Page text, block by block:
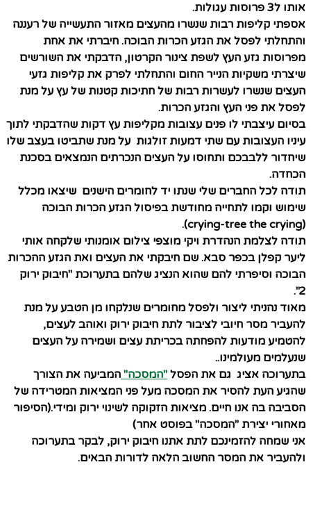
אותו ל3 פרוסות עגולות.
אספתי קליפות רבות שנשרו מהעצים מאזור התעשייה של רעננה
והתחלתי לפסל את הגזע הכרות הבוכה. חיברתי את אחת
מפרוסות גזע העץ לשפת צינור הקרטון, הדבקתי את השורשים
שיצרתי משקיות הנייר החום והתחלתי לפרק את קליפות גזעי
העצים שנשרו לעשרות רבות של חתיכות קטנות של עץ על מנת
לפסל את פני העץ והגזע הכרות.
בסיום עיצבתי לו פנים עצובות מקליפות עץ דקות שהדבקתי לתוך
עיניו העצובות עם שתי דמעות זולגות על מנת שתביטו בעצב שלו
שיחדור ללבבכם ותחוסו על העצים הנכרתים הנמצאים בסכנת
הכחדה.
תודה לכל החברים שלי שנתו יד לחומרים הישנים שיצאו מכלל
שימוש וקמו לתחייה מחודשת בפיסול הגזע הכרות הבוכה
(crying-tree the crying).
תודה לצלמת הנהדרת ויקי מוצפי צילום אומנותי שלקחה אותי
ליער קפלן בכפר סבא. שם חיבקתי את העצים ואת הגזע ההכרות
הבוכה וסיפרתי להם שהוא הנציג שלהם בתערוכת "חיבוק ירוק
2".
מאוד נהניתי ליצור ולפסל מחומרים שנלקחו מן הטבע על מנת
להעביר מסר חיובי לציבור לתת חיבוק ירוק ואוהב לעצים,
להטמיע מודעות להפחתה בכריתת עצים ושמירה על העצים
שנעלמים מעולמינו..
בתערוכה אציג גם את הפסל "המסכה" המביעה את הצורך
שהגיע העת להסיר את המסכה מעל פני המציאות המטרידה של
הסביבה בה אנו חיים. מציאות הזקוקה לשינוי ירוק ומידי.(הסיפור
מאחורי יצירת "המסכה" בפוסט אחר)
אני שמחה להזמינכם לתת אתנו חיבוק ירוק, לבקר בתערוכה
ולהעביר את המסר החשוב הלאה לדורות הבאים.